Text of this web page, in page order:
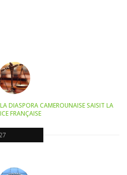
DIASPORA CAMEROUNAISE SAISIT LA
FRANÇAISE